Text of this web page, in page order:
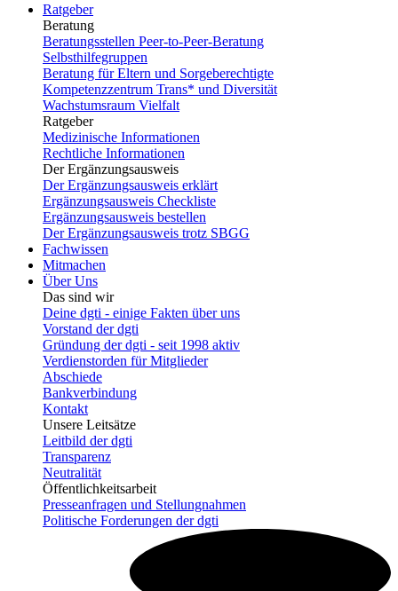
Ratgeber
Beratung
Beratungsstellen Peer-to-Peer-Beratung
Selbsthilfegruppen
Beratung für Eltern und Sorgeberechtigte
Kompetenzzentrum Trans* und Diversität
Wachstumsraum Vielfalt
Ratgeber
Medizinische Informationen
Rechtliche Informationen
Der Ergänzungsausweis
Der Ergänzungsausweis erklärt
Ergänzungsausweis Checkliste
Ergänzungsausweis bestellen
Der Ergänzungsausweis trotz SBGG
Fachwissen
Mitmachen
Über Uns
Das sind wir
Deine dgti - einige Fakten über uns
Vorstand der dgti
Gründung der dgti - seit 1998 aktiv
Verdienstorden für Mitglieder
Abschiede
Bankverbindung
Kontakt
Unsere Leitsätze
Leitbild der dgti
Transparenz
Neutralität
Öffentlichkeitsarbeit
Presseanfragen und Stellungnahmen
Politische Forderungen der dgti